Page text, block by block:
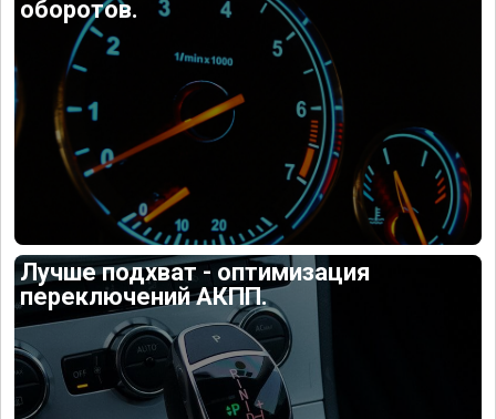
оборотов.
Лучше подхват - оптимизация
переключений АКПП.